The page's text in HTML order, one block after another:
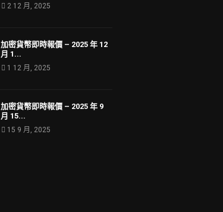
2 12 月, 2025
加密貨幣即時報價 – 2025 年 12
月 1...
1 12 月, 2025
加密貨幣即時報價 – 2025 年 9
月 15...
15 9 月, 2025